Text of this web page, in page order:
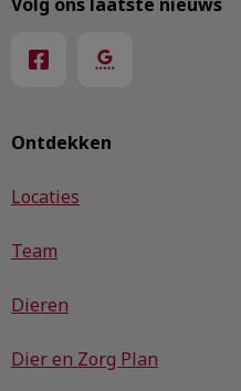
Ontdekken
Locaties
Team
Dieren
Dier en Zorg Plan